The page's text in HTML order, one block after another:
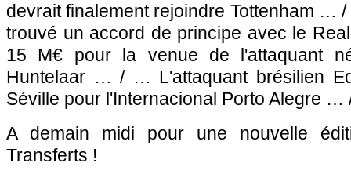
devrait finalement rejoindre Tottenham …
trouvé un accord de principe avec le
15 M€ pour la venue de l'attaquant
Huntelaar … / … L'attaquant brésilien
Séville pour l'Internacional Porto Alegre
A demain midi pour une nouvelle
Transferts !